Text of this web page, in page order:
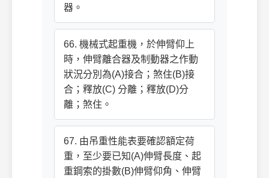
器。
66. 機械式起重機，於伸臂仰上
時，伸臂離合器及制動器之作動
狀況分別為(A)接合；煞住(B)接
合；釋放(C) 分離；釋放(D)分
離；煞住。
67. 由吊重性能表要確認額定荷
重，至少要已知(A)伸臂長度、起
重鋼索的掛數(B)伸臂仰角、伸臂